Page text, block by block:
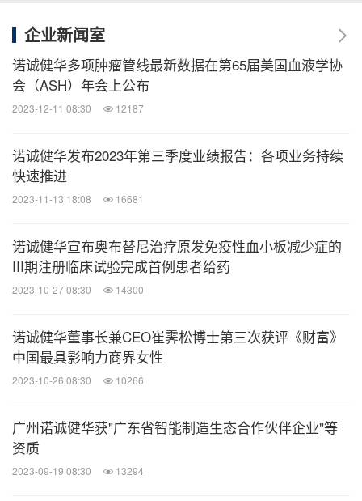
企业新闻室
诺诚健华多项肿瘤管线最新数据在第65届美国血液学协
会（ASH）年会上公布
2023-12-11 08:30 12187
诺诚健华发布2023年第三季度业绩报告：各项业务持续
快速推进
2023-11-13 18:08 16681
诺诚健华宣布奥布替尼治疗原发免疫性血小板减少症的
III期注册临床试验完成首例患者给药
2023-10-27 08:30 14300
诺诚健华董事长兼CEO崔霁松博士第三次获评《财富》
中国最具影响力商界女性
2023-10-26 08:30 10266
广州诺诚健华获"广东省智能制造生态合作伙伴企业"等
资质
2023-09-19 08:30 13294